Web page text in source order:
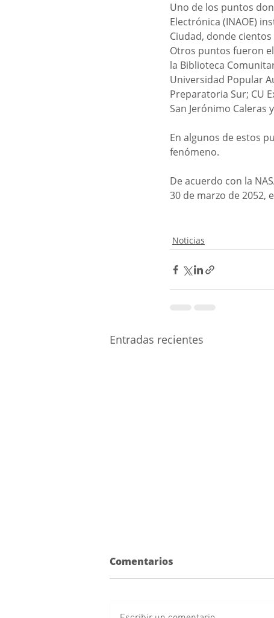
Uno de los puntos
Electrónica (INAOE)
Ciudad, donde
Otros puntos fueron
la Biblioteca
Universidad Popular
Preparatoria Sur; CU
San Jerónimo Caleras
En algunos de estos
fenómeno.
De acuerdo con la
30 de marzo de 2052,
Noticias
Entradas recientes
Comentarios